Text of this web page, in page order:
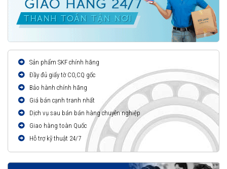
Sản phẩm SKF chính hãng
Đầy đủ giấy tờ CO,CQ gốc
Bảo hành chính hãng
Giá bán cạnh tranh nhất
Dịch vụ sau bán bán hàng chuyên nghiệp
Giao hàng toàn Quốc
Hỗ trợ kỹ thuật 24/7